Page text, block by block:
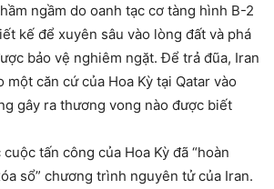
ngầm do oanh tạc cơ tàng hình B-2
kế để xuyên sâu vào lòng đất và phá
bảo vệ nghiêm ngặt. Để trả đũa, Iran
một căn cứ của Hoa Kỳ tại Qatar vào
gây ra thương vong nào được biết
tấn công của Hoa Kỳ đã “hoàn
sổ” chương trình nguyên tử của Iran.